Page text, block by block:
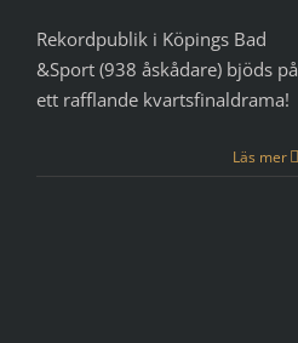
Rekordpublik i Köpings Bad
&Sport (938 åskådare) bjöds på
ett rafflande kvartsfinaldrama!
Läs mer